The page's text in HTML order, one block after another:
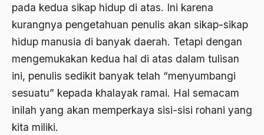
pada kedua sikap hidup di atas. Ini karena
kurangnya pengetahuan penulis akan sikap-sikap
hidup manusia di banyak daerah. Tetapi dengan
mengemukakan kedua hal di atas dalam tulisan
ini, penulis sedikit banyak telah “menyumbangi
sesuatu” kepada khalayak ramai. Hal semacam
inilah yang akan memperkaya sisi-sisi rohani yang
kita miliki.
António de Oliveira Salazar
Antonio Gramsci
Antony Van Leeuwenhoek
antropologi
Anwar Ibrahim